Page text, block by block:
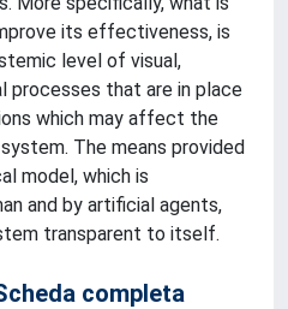
its effectiveness, is
level of visual,
processes that are in place
which may affect the
The means provided
model, which is
and by artificial agents,
transparent to itself.
completa